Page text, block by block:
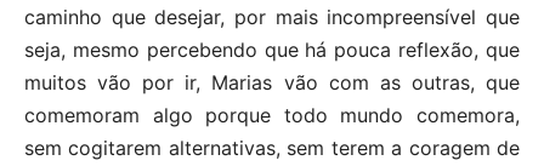
caminho que desejar, por mais incompreensível que
seja, mesmo percebendo que há pouca reflexão, que
muitos vão por ir, Marias vão com as outras, que
comemoram algo porque todo mundo comemora,
sem cogitarem alternativas, sem terem a coragem de